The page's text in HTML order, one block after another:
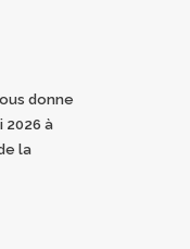
donne
2026 à
la